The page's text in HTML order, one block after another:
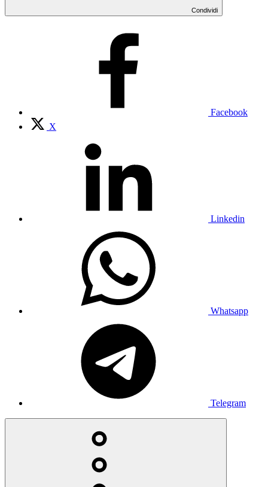
Condividi
Facebook
X
Linkedin
Whatsapp
Telegram